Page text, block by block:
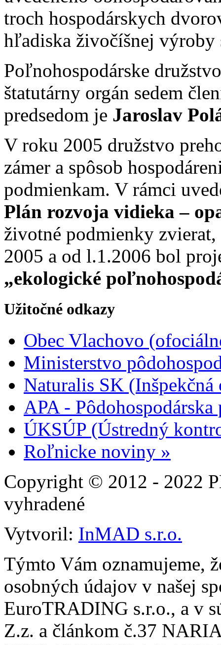
troch hospodárskych
hľadiska živočíšnej výroby
Poľnohospodárske
štatutárny orgán sedem
predsedom je Jaroslav
V roku 2005 družstvo
zámer a spôsob
podmienkam. V rámci
Plán rozvoja vidieka –
životné podmienky
2005 a od l.1.2006 bol
„ekologické
Užitočné odkazy
Obec Vlachovo
Ministerstvo
Naturalis SK
APA - Pôdohospodárska
ÚKSÚP (Ústredný
Roľnicke noviny »
Copyright © 2012 - 2022
vyhradené
Vytvoril: InMAD s.r.o.
Týmto Vám oznamujeme,
osobných údajov v našej
EuroTRADING s.r.o., a v
Z.z. a článkom č.37